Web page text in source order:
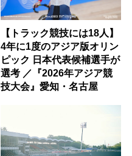
【トラック競技には18人】
4年に1度のアジア版オリン
ピック 日本代表候補選手が
選考 ／『2026年アジア競
技大会』愛知・名古屋